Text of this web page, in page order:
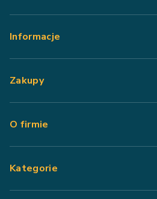
Informacje
Zakupy
O firmie
Kategorie